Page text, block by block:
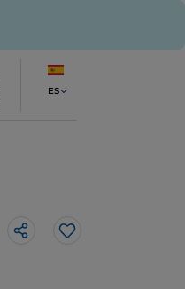
ES
Me gusta